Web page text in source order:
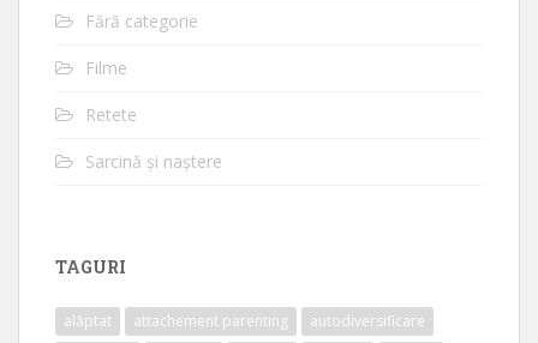
Fără categorie
Filme
Retete
Sarcină și naștere
TAGURI
alăptat attachement parenting
autodiversificare